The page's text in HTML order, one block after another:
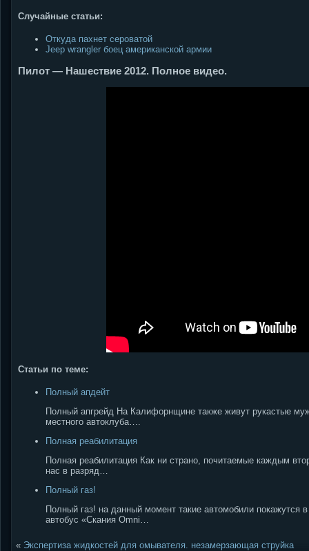
Случайные статьи:
Откуда пахнет сероватой
Jeep wrangler боец американской армии
Пилот — Нашествие 2012. Полное видео.
Статьи по теме:
Полный апдейт
Полный апгрейд На Калифорнщине также живут рукастые
местного автоклуба….
Полная реабилитация
Полная реабилитация Как ни страно, почитаемые каждым
нас в разряд…
Полный газ!
Полный газ! на данный момент такие автомобили
автобус «Скания Omni…
« Экспертиза жидкостей для омывателя. незамерзающая струйка